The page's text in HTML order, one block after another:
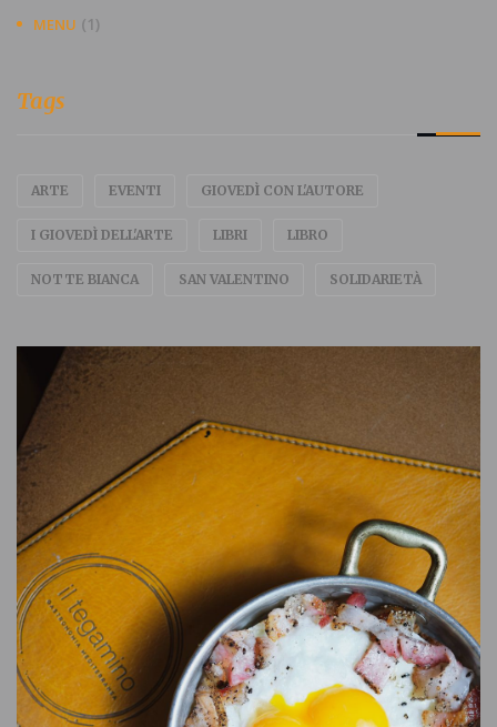
MENU (1)
Tags
ARTE EVENTI GIOVEDÌ CON L'AUTORE
I GIOVEDÌ DELL'ARTE LIBRI LIBRO
NOTTE BIANCA SAN VALENTINO SOLIDARIETÀ